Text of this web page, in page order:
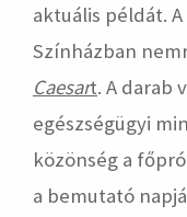
aktuális példát.
Színházban
Caesart. A darab
egészségügyi
közönség a
a bemutató